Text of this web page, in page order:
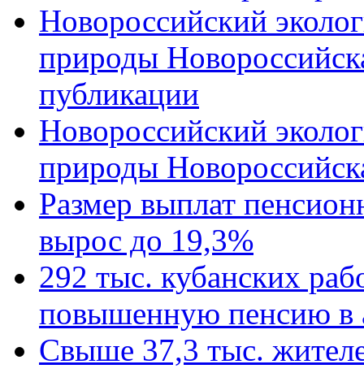
Новороссийский
природы
публикации
Новороссийский
природы
Размер выплат
вырос до 19,3%
292 тыс. кубанских
повышенную пенсию в
Свыше 37,3 тыс.